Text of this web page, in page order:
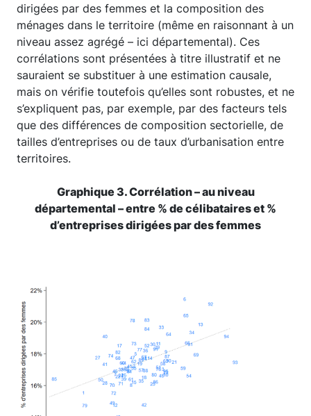
dirigées par des femmes et la composition des
ménages dans le territoire (même en raisonnant à un
niveau assez agrégé – ici départemental). Ces
corrélations sont présentées à titre illustratif et ne
sauraient se substituer à une estimation causale,
mais on vérifie toutefois qu’elles sont robustes, et ne
s’expliquent pas, par exemple, par des facteurs tels
que des différences de composition sectorielle, de
tailles d’entreprises ou de taux d’urbanisation entre
territoires.
Graphique 3. Corrélation – au niveau
départemental – entre % de célibataires et %
d’entreprises dirigées par des femmes